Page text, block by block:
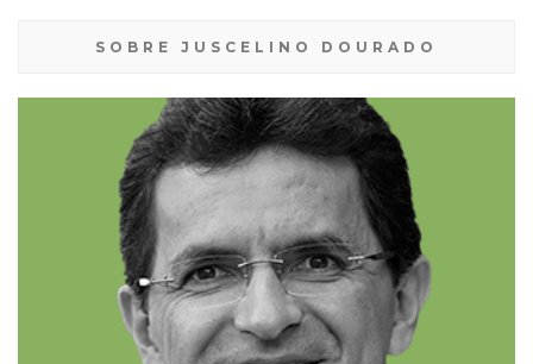
SOBRE JUSCELINO DOURADO